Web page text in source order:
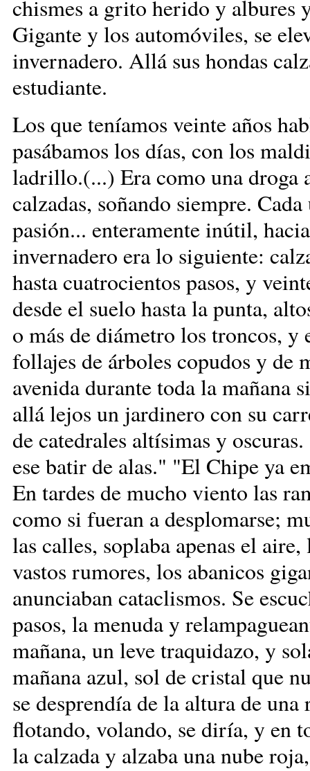
chismes a grito herido y albures
Gigante y los automóviles, se
invernadero. Allá sus hondas
estudiante.
Los que teníamos veinte años
pasábamos los días, con los
ladrillo.(...) Era como una droga
calzadas, soñando siempre.
pasión... enteramente inútil,
invernadero era lo siguiente:
hasta cuatrocientos pasos, y
desde el suelo hasta la punta,
o más de diámetro los troncos, y
follajes de árboles copudos y de
avenida durante toda la mañana
allá lejos un jardinero con su
de catedrales altísimas y
ese batir de alas." "El Chipe ya
En tardes de mucho viento las
como si fueran a desplomarse;
las calles, soplaba apenas el
vastos rumores, los abanicos
anunciaban cataclismos. Se
pasos, la menuda y
mañana, un leve traquidazo, y
mañana azul, sol de cristal que
se desprendía de la altura de
flotando, volando, se diría, y en
la calzada y alzaba una nube